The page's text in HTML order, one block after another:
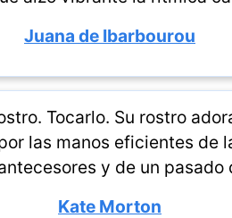
Juana de Ibarbourou
Tocarlo. Su rostro
las manos eficientes de
y de un pasado
Kate Morton